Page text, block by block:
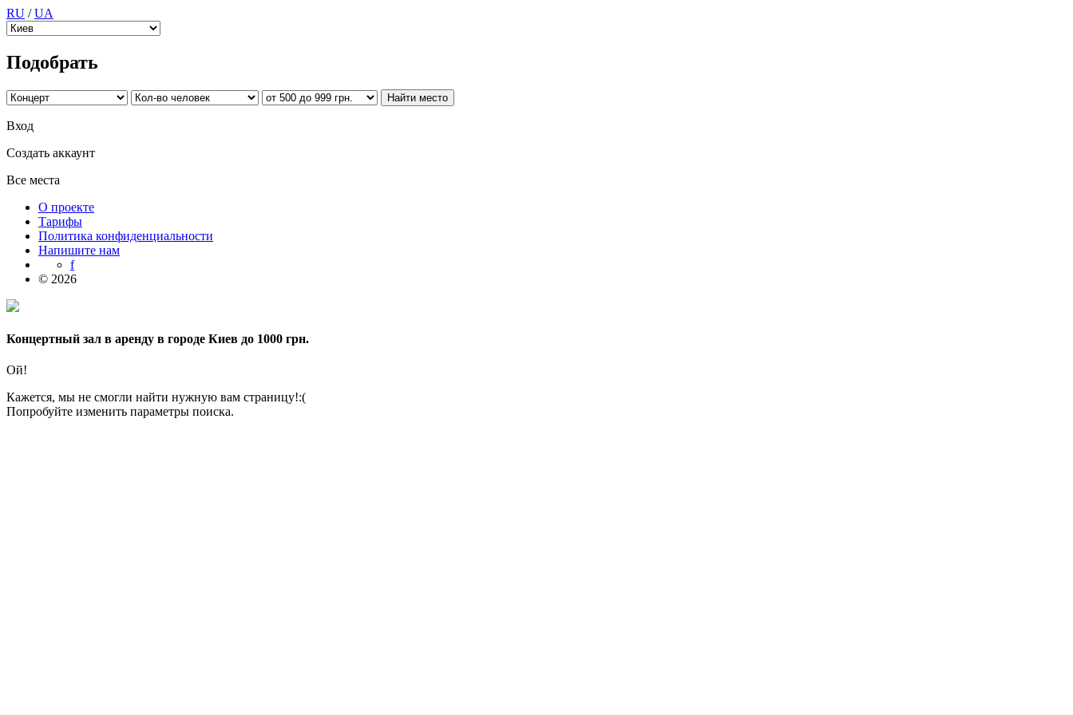
RU /UA
Подобрать
Вход
Создать аккаунт
Все места
О проекте
Тарифы
Политика конфиденциальности
Напишите нам
f
© 2026
Концертный зал в аренду в городе Киев до 1000 грн.
Ой!
Кажется, мы не смогли найти нужную вам страницу!:(
Попробуйте изменить параметры поиска.